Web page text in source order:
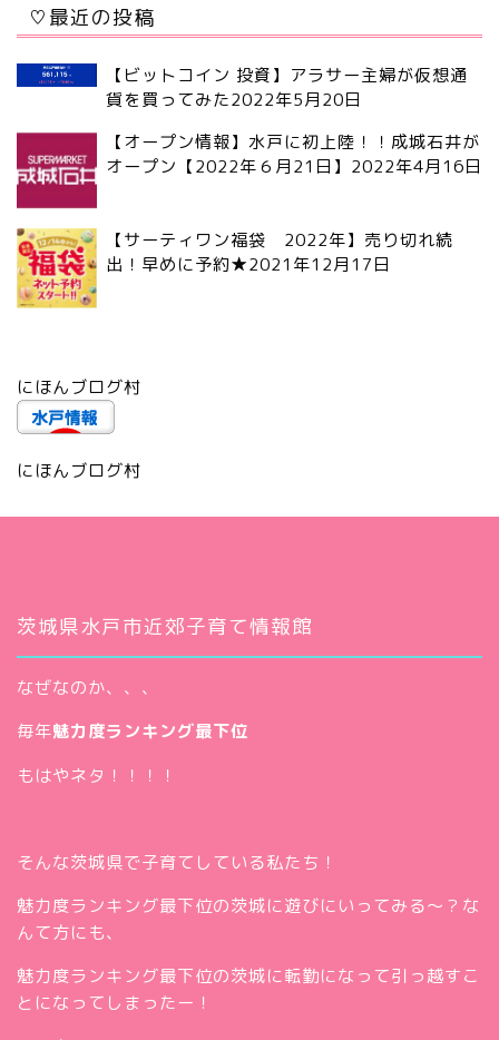
♡最近の投稿
【ビットコイン 投資】アラサー主婦が仮想通
貨を買ってみた2022年5月20日
【オープン情報】水戸に初上陸！！成城石井が
オープン【2022年６月21日】 2022年4月16日
【サーティワン福袋 2022年】売り切れ続
出！早めに予約★2021年12月17日
にほんブログ村
にほんブログ村
茨城県水戸市近郊子育て情報館
なぜなのか、、、
毎年魅力度ランキング最下位
もはやネタ！！！！
そんな茨城県で子育てしている私たち！
魅力度ランキング最下位の茨城に遊びにいってみる～？な
んて方にも、
魅力度ランキング最下位の茨城に転勤になって引っ越すこ
とになってしまったー！